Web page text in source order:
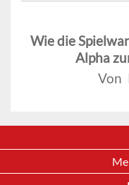
Wie die
Alpha
Von